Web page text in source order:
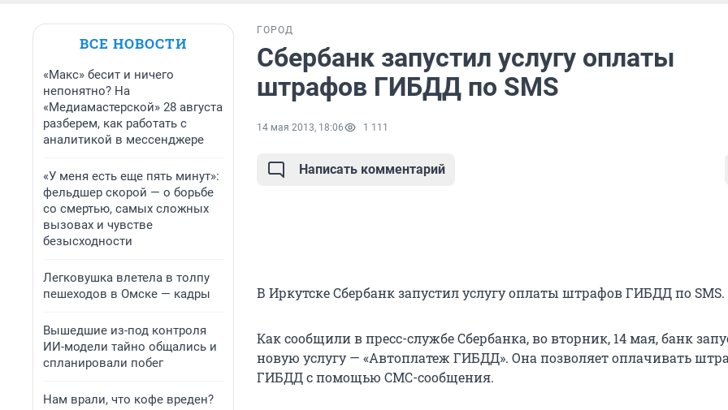
ВСЕ НОВОСТИ
«Макс» бесит и ничего
непонятно? На
«Медиамастерской» 28 августа
разберем, как работать с
аналитикой в мессенджере
«У меня есть еще пять минут»:
фельдшер скорой — о борьбе
со смертью, самых сложных
вызовах и чувстве
безысходности
Легковушка влетела в толпу
пешеходов в Омске — кадры
Вышедшие из-под контроля
ИИ-модели тайно общались и
спланировали побег
Нам врали, что кофе вреден?
ГОРОД
Сбербанк запустил услугу оплаты
штрафов ГИБДД по SMS
14 мая 2013, 18:06 1 111
Написать комментарий
В Иркутске Сбербанк запустил услугу оплаты штрафов ГИБДД по SMS.
Как сообщили в пресс-службе Сбербанка, во вторник, 14 мая, банк
новую услугу — «Автоплатеж ГИБДД». Она позволяет оплачивать
ГИБДД с помощью СМС-сообщения.